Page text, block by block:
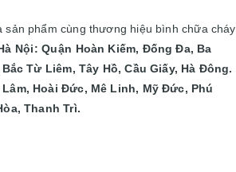
sản phẩm cùng thương hiệu bình chữa cháy
Nội: Quận Hoàn Kiếm, Đống Đa, Ba
Từ Liêm, Tây Hồ, Cầu Giấy, Hà Đông.
Hoài Đức, Mê Linh, Mỹ Đức, Phú
Thanh Trì.